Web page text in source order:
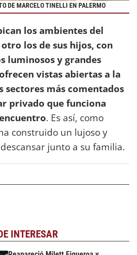
DE MARCELO TINELLI EN PALERMO
los ambientes del
los de sus hijos, con
luminosos y grandes
vistas abiertas a la
sectores más comentados
privado que funciona
. Es así, como
construido un lujoso y
junto a su familia.
INTERESAR